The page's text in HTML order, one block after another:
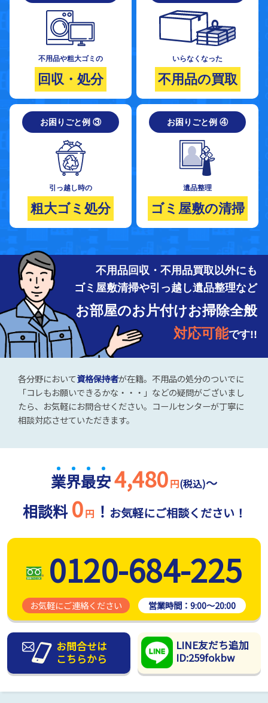
不用品や粗大ゴミの
回収・処分
いらなくなった
不用品の買取
お困りごと例 ③
引っ越し時の
粗大ゴミ処分
お困りごと例 ④
遺品整理
ゴミ屋敷の清掃
不用品回収・不用品買取以外にも
ゴミ屋敷清掃や引っ越し遺品整理など
お部屋のお片付けお掃除全般
対応可能です!!
各分野において資格保持者が在籍。不用品の処分のついでに
「コレもお願いできるかな・・・」などの疑問がございまし
たら、お気軽にお問合せください。コールセンターが丁寧に
相談対応させていただきます。
業界最安4,480円(税込)～
相談料 0 円 ！ お気軽にご相談ください！
0120-684-225
お気軽にご連絡ください 営業時間： 9:00～20:00
お問合せは
こちらから
LINE友だち追加
ID:259fokbw